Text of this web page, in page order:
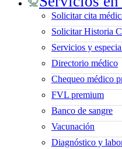
Solicitar cita
Solicitar Historia
Servicios y
Directorio médico
Chequeo médico
FVL premium
Banco de sangre
Vacunación
Diagnóstico y